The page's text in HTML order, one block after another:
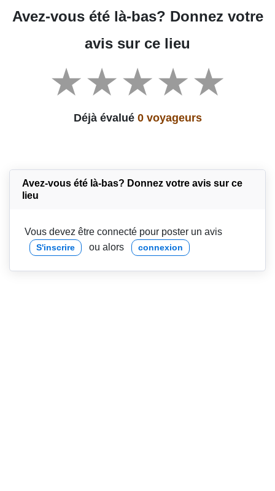
Avez-vous été là-bas? Donnez votre
avis sur ce lieu
Déjà évalué 0 voyageurs
Avez-vous été là-bas? Donnez votre avis sur ce
lieu
Vous devez être connecté pour poster un avis
S'inscrire ou alors connexion